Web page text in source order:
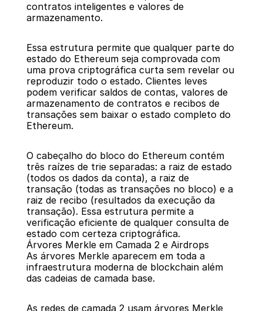
contratos inteligentes e valores de
armazenamento.
Essa estrutura permite que qualquer parte do
estado do Ethereum seja comprovada com
uma prova criptográfica curta sem revelar ou
reproduzir todo o estado. Clientes leves
podem verificar saldos de contas, valores de
armazenamento de contratos e recibos de
transações sem baixar o estado completo do
Ethereum.
O cabeçalho do bloco do Ethereum contém
três raízes de trie separadas: a raiz de estado
(todos os dados da conta), a raiz de
transação (todas as transações no bloco) e a
raiz de recibo (resultados da execução da
transação). Essa estrutura permite a
verificação eficiente de qualquer consulta de
estado com certeza criptográfica.
Árvores Merkle em Camada 2 e Airdrops
As árvores Merkle aparecem em toda a
infraestrutura moderna de blockchain além
das cadeias de camada base.
As redes de camada 2 usam árvores Merkle